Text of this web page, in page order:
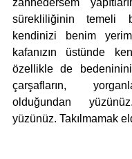
sürekliliğinin temeli
kendinizi benim
kafanızın üstünde
özellikle de
çarşafların,
olduğundan
yüzünüz. Takılmamak